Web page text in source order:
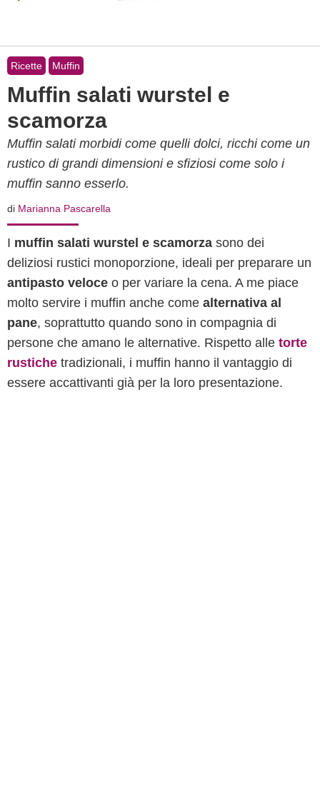
Ricette Muffin
Muffin salati wurstel e
scamorza
Muffin salati morbidi come quelli dolci, ricchi come un
rustico di grandi dimensioni e sfiziosi come solo i
muffin sanno esserlo.
di Marianna Pascarella
I muffin salati wurstel e scamorza sono dei
deliziosi rustici monoporzione, ideali per preparare un
antipasto veloce o per variare la cena. A me piace
molto servire i muffin anche come alternativa al
pane, soprattutto quando sono in compagnia di
persone che amano le alternative. Rispetto alle torte
rustiche tradizionali, i muffin hanno il vantaggio di
essere accattivanti già per la loro presentazione.